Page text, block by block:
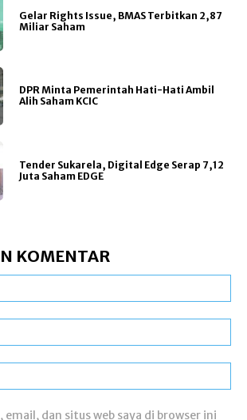
Gelar Rights Issue, BMAS Terbitkan 2,87
Miliar Saham
DPR Minta Pemerintah Hati-Hati Ambil
Alih Saham KCIC
Tender Sukarela, Digital Edge Serap 7,12
Juta Saham EDGE
KOMENTAR
email, dan situs web saya di browser ini